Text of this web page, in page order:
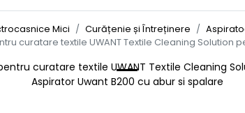
Mici Curățenie și Întreținere
curatare textile UWANT Textile Cleaning Solution